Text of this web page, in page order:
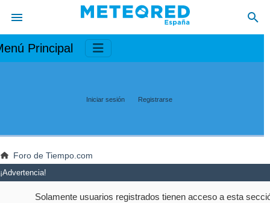
Principal
Iniciar sesión Registrarse
Foro de Tiempo.com
¡Advertencia!
Solamente usuarios registrados tienen acceso a esta